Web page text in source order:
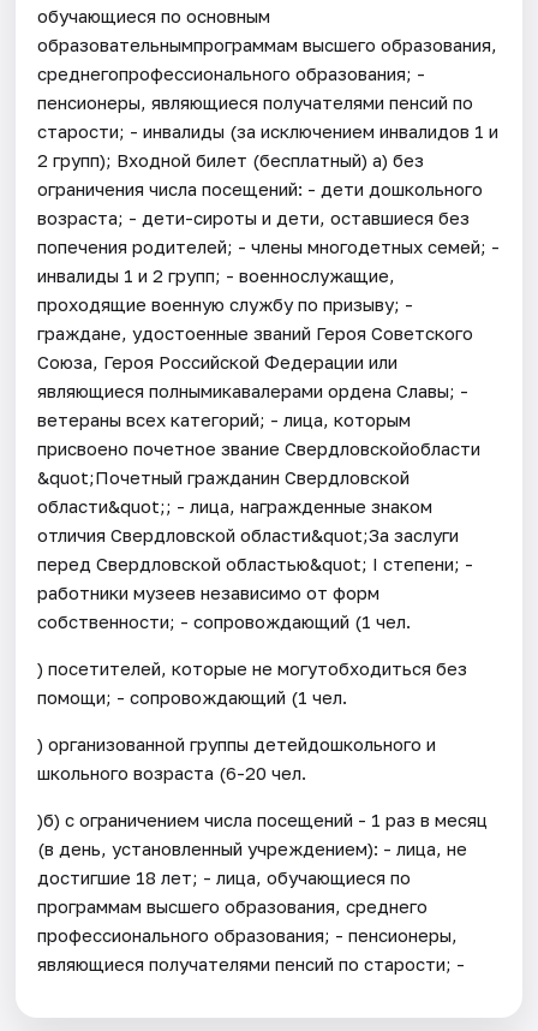
обучающиеся по основным
образовательнымпрограммам высшего образования,
среднегопрофессионального образования; -
пенсионеры, являющиеся получателями пенсий по
старости; - инвалиды (за исключением инвалидов 1 и
2 групп); Входной билет (бесплатный) а) без
ограничения числа посещений: - дети дошкольного
возраста; - дети-сироты и дети, оставшиеся без
попечения родителей; - члены многодетных семей; -
инвалиды 1 и 2 групп; - военнослужащие,
проходящие военную службу по призыву; -
граждане, удостоенные званий Героя Советского
Союза, Героя Российской Федерации или
являющиеся полнымикавалерами ордена Славы; -
ветераны всех категорий; - лица, которым
присвоено почетное звание Свердловскойобласти
&quot;Почетный гражданин Свердловской
области&quot;; - лица, награжденные знаком
отличия Свердловской области&quot;За заслуги
перед Свердловской областью&quot; I степени; -
работники музеев независимо от форм
собственности; - сопровождающий (1 чел.
) посетителей, которые не могутобходиться без
помощи; - сопровождающий (1 чел.
) организованной группы детейдошкольного и
школьного возраста (6-20 чел.
)б) с ограничением числа посещений - 1 раз в месяц
(в день, установленный учреждением): - лица, не
достигшие 18 лет; - лица, обучающиеся по
программам высшего образования, среднего
профессионального образования; - пенсионеры,
являющиеся получателями пенсий по старости; -